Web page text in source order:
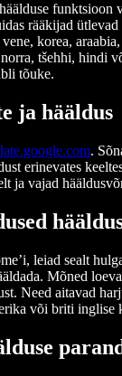
funktsioon
rääkijad
korea,
tšehhi, hindi
tõuke.
ja hääldus
.
erinevates
ja vajad
leiad sealt
Mõned
Need aitavad
või briti inglise